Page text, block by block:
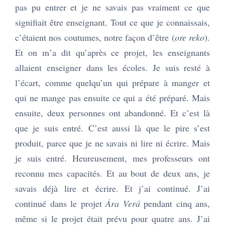
pas pu entrer et je ne savais pas vraiment ce que
signifiait être enseignant. Tout ce que je connaissais,
c’étaient nos coutumes, notre façon d’être (ore reko).
Et on m’a dit qu’après ce projet, les enseignants
allaient enseigner dans les écoles. Je suis resté à
l’écart, comme quelqu’un qui prépare à manger et
qui ne mange pas ensuite ce qui a été préparé. Mais
ensuite, deux personnes ont abandonné. Et c’est là
que je suis entré. C’est aussi là que le pire s’est
produit, parce que je ne savais ni lire ni écrire. Mais
je suis entré. Heureusement, mes professeurs ont
reconnu mes capacités. Et au bout de deux ans, je
savais déjà lire et écrire. Et j’ai continué. J’ai
continué dans le projetÁra Verá pendant cinq ans,
même si le projet était prévu pour quatre ans. J’ai